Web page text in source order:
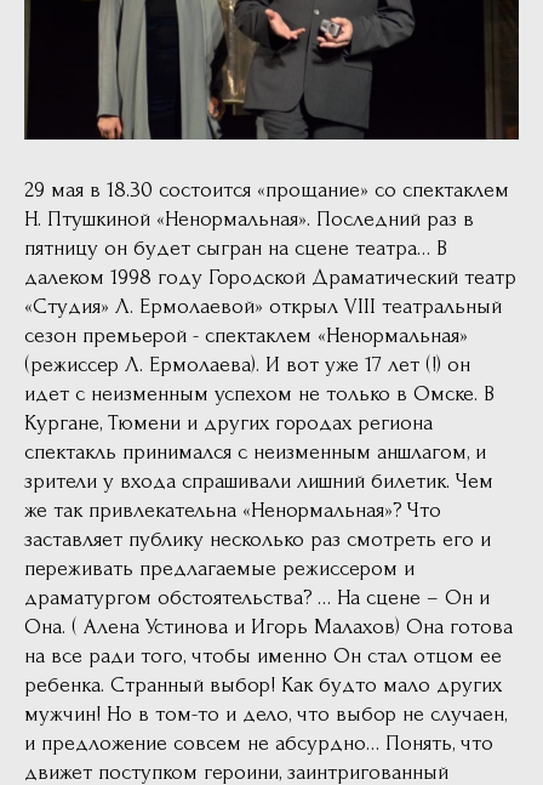
29 мая в 18.30 состоится «прощание» со спектаклем
Н. Птушкиной «Ненормальная». Последний раз в
пятницу он будет сыгран на сцене театра… В
далеком 1998 году Городской Драматический театр
«Студия» Л. Ермолаевой» открыл VIII театральный
сезон премьерой - спектаклем «Ненормальная»
(режиссер Л. Ермолаева). И вот уже 17 лет (!) он
идет с неизменным успехом не только в Омске. В
Кургане, Тюмени и других городах региона
спектакль принимался с неизменным аншлагом, и
зрители у входа спрашивали лишний билетик. Чем
же так привлекательна «Ненормальная»? Что
заставляет публику несколько раз смотреть его и
переживать предлагаемые режиссером и
драматургом обстоятельства? … На сцене – Он и
Она. ( Алена Устинова и Игорь Малахов) Она готова
на все ради того, чтобы именно Он стал отцом ее
ребенка. Странный выбор! Как будто мало других
мужчин! Но в том-то и дело, что выбор не случаен,
и предложение совсем не абсурдно… Понять, что
движет поступком героини, заинтригованный